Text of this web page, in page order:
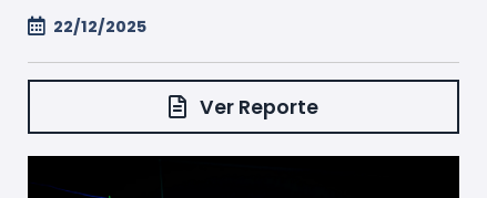
22/12/2025
Ver Reporte